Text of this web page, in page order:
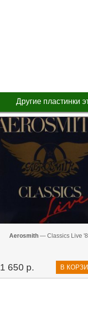
Другие пластинки
Aerosmith — Classics Live
1 650 р. В